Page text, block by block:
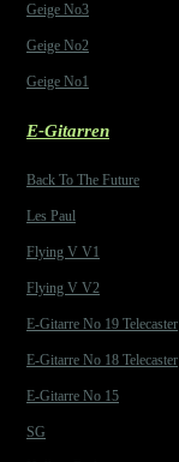
Geige No3
Geige No2
Geige No1
E-Gitarren
Back To The Future
Les Paul
Flying V V1
Flying V V2
E-Gitarre No 19 Telecaster
E-Gitarre No 18 Telecaster
E-Gitarre No 15
SG